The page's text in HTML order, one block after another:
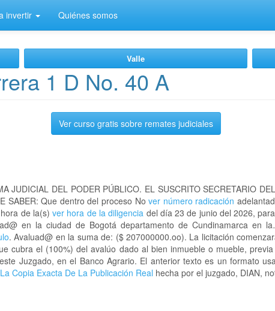
invertir Quiénes somos
Valle
1 D No. 40 A
Ver curso gratis sobre remates judiciales
JUDICIAL DEL PODER PÚBLICO. EL SUSCRITO SECRETARIO
SABER: Que dentro del proceso Nover número radicación
de la(s)ver hora de la diligencia del día 23 de junio del 2026,
en la ciudad de Bogotá departamento de Cundinamarca en
. Avaluad@ en la suma de: ($ 207000000.oo). La licitación
cubra el (100%) del avalúo dado al bien inmueble o mueble,
Juzgado, en el Banco Agrario. El anterior texto es un formato
Copia Exacta De La Publicación Real hecha por el juzgado, DIAN,